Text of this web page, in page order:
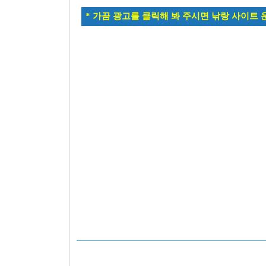
* 가끔 광고를 클릭해 봐 주시면 낚랑 사이트